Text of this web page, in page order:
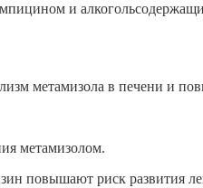
и
метамизола в печени и
метамизолом.
повышают риск развития